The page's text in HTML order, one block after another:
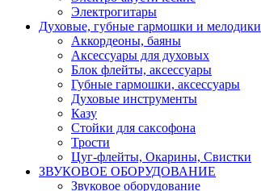
Электрогитары
Духовые, губные гармошки и мелодики
Аккордеоны, баяны
Аксессуары для духовых
Блок флейты, аксессуары
Губные гармошки, аксессуары
Духовые инструменты
Казу
Стойки для саксофона
Трости
Цуг-флейты, Окарины, Свистки
ЗВУКОВОЕ ОБОРУДОВАНИЕ
Звуковое оборудование